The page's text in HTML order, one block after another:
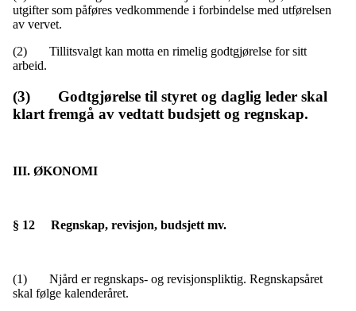
utgifter som påføres vedkommende i forbindelse med utførelsen
av vervet.
(2) Tillitsvalgt kan motta en rimelig godtgjørelse for sitt
arbeid.
(3) Godtgjørelse til styret og daglig leder skal
klart fremgå av vedtatt budsjett og regnskap.
III. ØKONOMI
§ 12 Regnskap, revisjon, budsjett mv.
(1) Njård er regnskaps- og revisjonspliktig. Regnskapsåret
skal følge kalenderåret.